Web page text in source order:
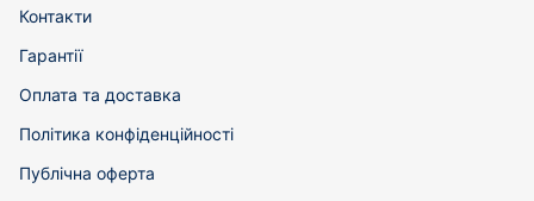
Контакти
Гарантії
Оплата та доставка
Політика конфіденційності
Публічна оферта